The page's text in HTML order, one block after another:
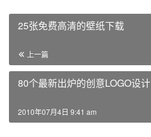
25张免费高清的壁纸下载
上一篇
80个最新出炉的创意LOGO设计
2010年07月4日 9:41 am